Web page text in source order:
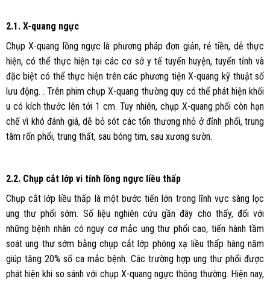
2.1. X-quang ngực
Chụp X-quang lồng ngực là phương pháp đơn giản, rẻ tiền, dễ thực
hiện, có thể thực hiện tại các cơ sở y tế tuyến huyện, tuyến tỉnh và
đặc biệt có thể thực hiện trên các phương tiện X-quang kỹ thuật số
lưu động. . Trên phim chụp X-quang thường quy có thể phát hiện khối
u có kích thước lên tới 1 cm. Tuy nhiên, chụp X-quang phổi còn hạn
chế vì khó đánh giá, dễ bỏ sót các tổn thương nhỏ ở đỉnh phổi, trung
tâm rốn phổi, trung thất, sau bóng tim, sau xương sườn.
2.2. Chụp cắt lớp vi tính lồng ngực liều thấp
Chụp cắt lớp liều thấp là một bước tiến lớn trong lĩnh vực sàng lọc
ung thư phổi sớm. Số liệu nghiên cứu gần đây cho thấy, đối với
những bệnh nhân có nguy cơ mắc ung thư phổi cao, tiến hành tầm
soát ung thư sớm bằng chụp cắt lớp phóng xạ liều thấp hàng năm
giúp tăng 20% số ca mắc bệnh. Các trường hợp ung thư phổi được
phát hiện khi so sánh với chụp X-quang ngực thông thường. Hiện nay,